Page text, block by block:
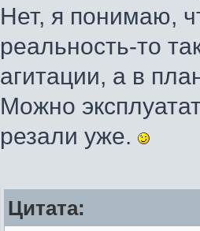
Нет, я понимаю,
реальность-то
агитации, а в
Можно
резали уже.
Цитата: